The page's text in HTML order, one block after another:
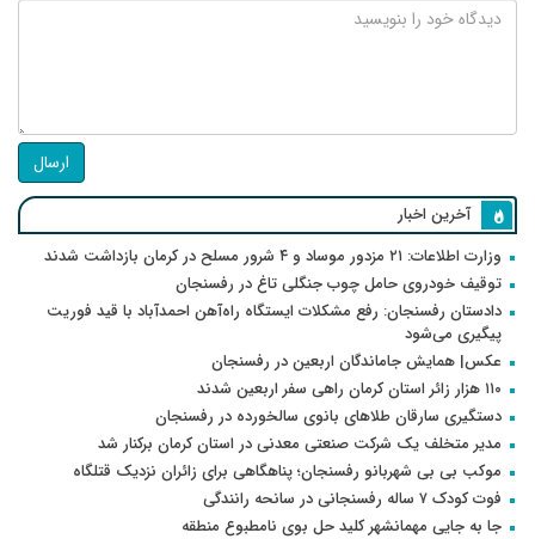
ارسال
آخرین اخبار
وزارت اطلاعات: ۲۱ مزدور موساد و ۴ شرور مسلح در کرمان بازداشت شدند
توقیف خودروی حامل چوب جنگلی تاغ در رفسنجان
دادستان رفسنجان: رفع مشکلات ایستگاه راه‌آهن احمدآباد با قید فوریت
پیگیری می‌شود
عکس| همایش جاماندگان اربعین در رفسنجان
۱۱۰ هزار زائر استان کرمان راهی سفر اربعین شدند
دستگیری سارقان طلاهای بانوی سالخورده در رفسنجان
مدیر متخلف یک شرکت صنعتی معدنی در استان کرمان برکنار شد
موکب بی بی شهربانو رفسنجان؛ پناهگاهی برای زائران نزدیک قتلگاه
فوت کودک ۷ ساله رفسنجانی در سانحه رانندگی
جا به جایی مهمانشهر کلید حل بوی نامطبوع منطقه